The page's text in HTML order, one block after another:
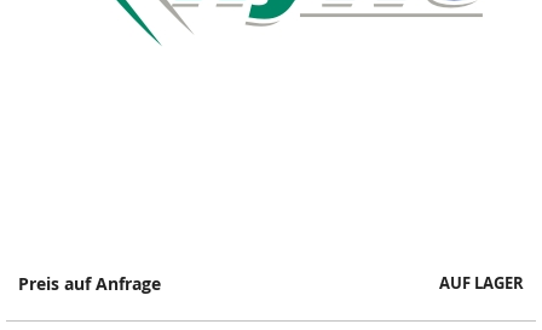
Preis auf Anfrage AUF LAGER
Springe
Anfang